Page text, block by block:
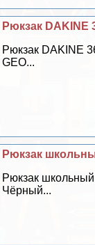
Рюкзак DAKINE
Рюкзак DAKINE
GEO...
Рюкзак
Рюкзак
Чёрный...